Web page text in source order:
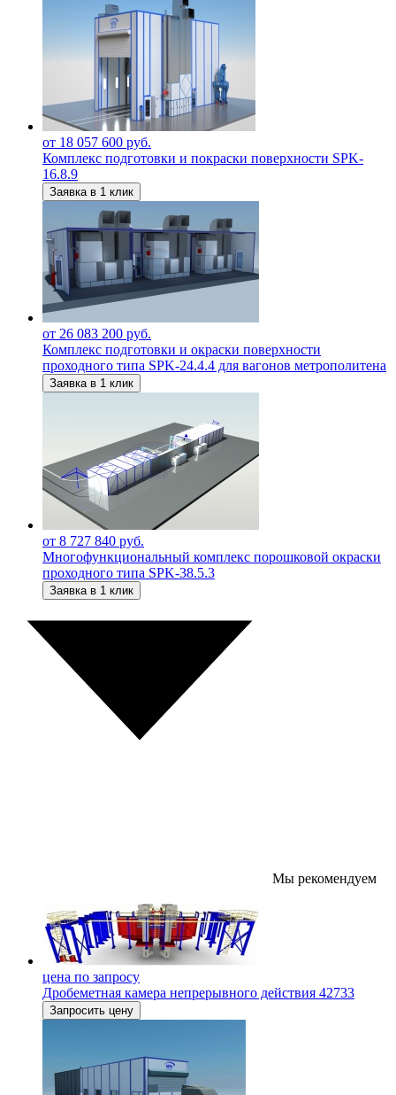
от 18 057 600 руб.
Комплекс подготовки и покраски поверхности SPK-
16.8.9
Заявка в 1 клик
от 26 083 200 руб.
Комплекс подготовки и окраски поверхности
проходного типа SPK-24.4.4 для вагонов метрополитена
Заявка в 1 клик
от 8 727 840 руб.
Многофункциональный комплекс порошковой окраски
проходного типа SPK-38.5.3
Заявка в 1 клик
Мы рекомендуем
цена по запросу
Дробеметная камера непрерывного действия 42733
Запросить цену